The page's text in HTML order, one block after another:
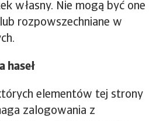
własny. Nie mogą być one
rozpowszechniane w
haseł
elementów tej strony
zalogowania z